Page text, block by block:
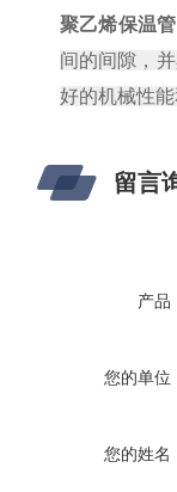
聚乙烯保温
间的间隙，
好的机械性
留言
产品
您的单位
您的姓名